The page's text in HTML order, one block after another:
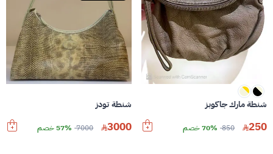
شنطة مارك جاكوبز
250
850 70% خصم
شنطة تودز
3000
7000 57% خصم